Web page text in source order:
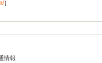
］
情報